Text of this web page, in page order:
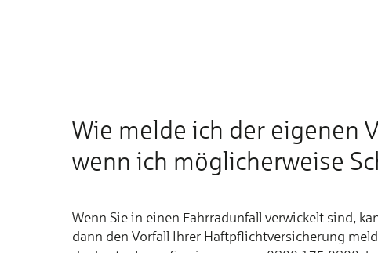
Wie mel­de ich der ei­ge­nen
wenn ich mög­li­cher­wei­se
Wenn Sie in ei­nen Fahr­rad­un­fall ver­wickelt sind,
dann den Vor­fall Ih­rer Haft­pflicht­ver­si­che­rung